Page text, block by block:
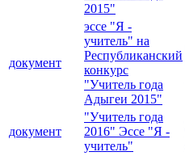
2015"
документ
эссе "Я -
учитель" на
Республиканский
конкурс
"Учитель года
Адыгеи 2015"
документ
"Учитель года
2016" Эссе "Я -
учитель"